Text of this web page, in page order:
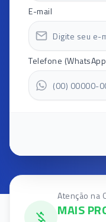
E-mail
Telefone
Atenção na
MAIS